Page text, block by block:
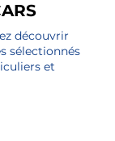
découvrir
sélectionnés
et